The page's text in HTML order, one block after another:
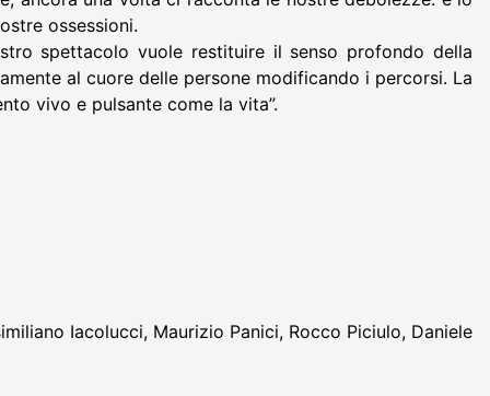
ossessioni.
spettacolo vuole restituire il senso profondo della
al cuore delle persone modificando i percorsi. La
vivo e pulsante come la vita”.
Iacolucci, Maurizio Panici, Rocco Piciulo, Daniele